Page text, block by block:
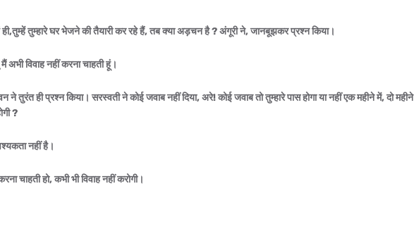
तुम्हारे घर भेजने की तैयारी कर रहे हैं, तब क्या अड़चन है ? अंगूरी ने, जानबूझकर प्रश्न किया।
अभी विवाह नहीं करना चाहती हूं।
ने तुरंत ही प्रश्न किया। सरस्वती ने कोई जवाब नहीं दिया, अरे! कोई जवाब तो तुम्हारे पास होगा या नहीं एक महीने में, दो महीने
?
नहीं है।
चाहती हो, कभी भी विवाह नहीं करोगी।